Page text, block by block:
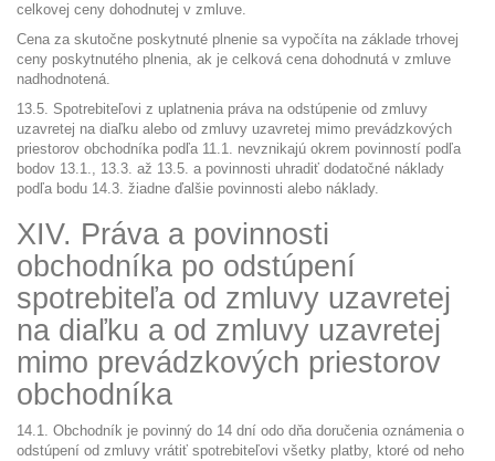
celkovej ceny dohodnutej v zmluve.
Cena za skutočne poskytnuté plnenie sa vypočíta na základe trhovej
ceny poskytnutého plnenia, ak je celková cena dohodnutá v zmluve
nadhodnotená.
13.5. Spotrebiteľovi z uplatnenia práva na odstúpenie od zmluvy
uzavretej na diaľku alebo od zmluvy uzavretej mimo prevádzkových
priestorov obchodníka podľa 11.1. nevznikajú okrem povinností podľa
bodov 13.1., 13.3. až 13.5. a povinnosti uhradiť dodatočné náklady
podľa bodu 14.3. žiadne ďalšie povinnosti alebo náklady.
XIV. Práva a povinnosti
obchodníka po odstúpení
spotrebiteľa od zmluvy uzavretej
na diaľku a od zmluvy uzavretej
mimo prevádzkových priestorov
obchodníka
14.1. Obchodník je povinný do 14 dní odo dňa doručenia oznámenia o
odstúpení od zmluvy vrátiť spotrebiteľovi všetky platby, ktoré od neho